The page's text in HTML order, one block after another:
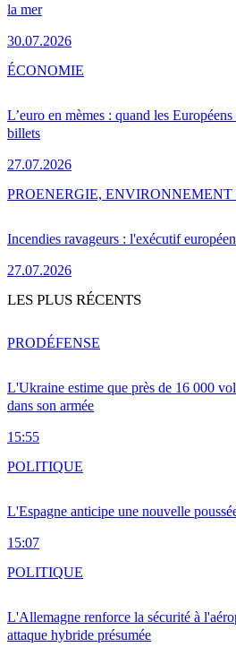
la mer
30.07.2026
L’euro en mèmes : quand les
billets
27.07.2026
ÉCONOMIE
Incendies ravageurs : l'exécutif
27.07.2026
PROENERGIE, ENVIRONNEMENT
LES PLUS RÉCENTS
L'Ukraine estime que près de 16 000
dans son armée
15:55
PRODÉFENSE
L'Espagne anticipe une nouvelle
15:07
POLITIQUE
L'Allemagne renforce la sécurité à
attaque hybride présumée
POLITIQUE